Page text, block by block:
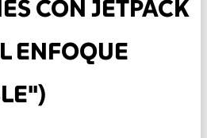
CON JETPACK
ENFOQUE